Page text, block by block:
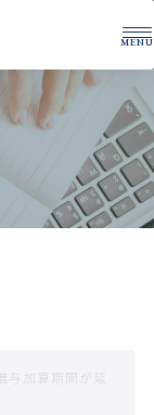
MENU
与加算期間が延